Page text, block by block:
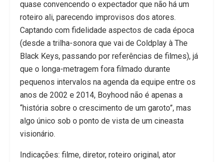
quase convencendo o expectador que não há um
roteiro ali, parecendo improvisos dos atores.
Captando com fidelidade aspectos de cada época
(desde a trilha-sonora que vai de Coldplay à The
Black Keys, passando por referências de filmes), já
que o longa-metragem fora filmado durante
pequenos intervalos na agenda da equipe entre os
anos de 2002 e 2014, Boyhood não é apenas a
“história sobre o crescimento de um garoto”, mas
algo único sob o ponto de vista de um cineasta
visionário.
Indicações: filme, diretor, roteiro original, ator